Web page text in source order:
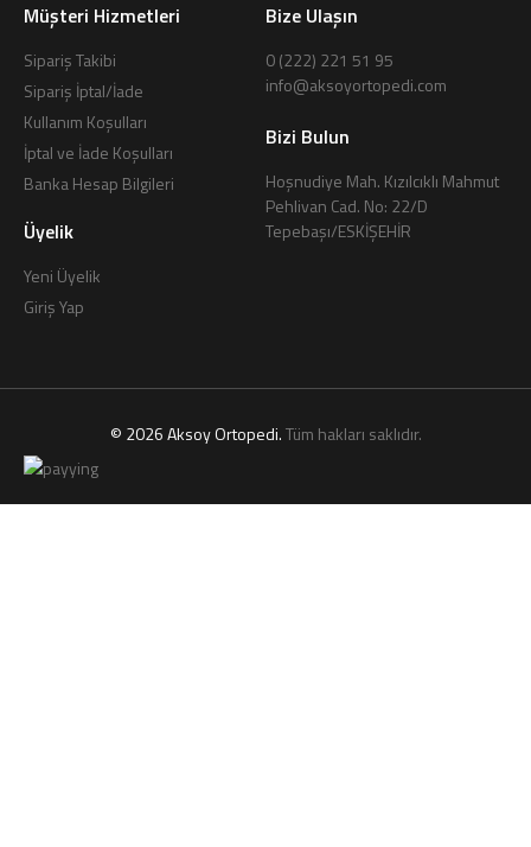
Müşteri Hizmetleri
Sipariş Takibi
Sipariş İptal/İade
Kullanım Koşulları
İptal ve İade Koşulları
Banka Hesap Bilgileri
Üyelik
Yeni Üyelik
Giriş Yap
Bize Ulaşın
0 (222) 221 51 95
info@aksoyortopedi.com
Bizi Bulun
Hoşnudiye Mah. Kızılcıklı Mahmut
Pehlivan Cad. No: 22/D
Tepebaşı/ESKİŞEHİR
© 2026 Aksoy Ortopedi.Tüm hakları saklıdır.